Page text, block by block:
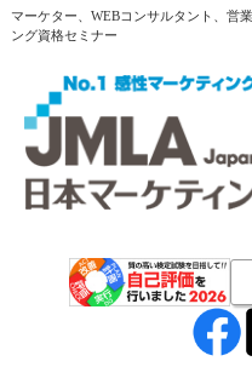
マーケター、WEBコンサルタント、営
ング資格セミナー